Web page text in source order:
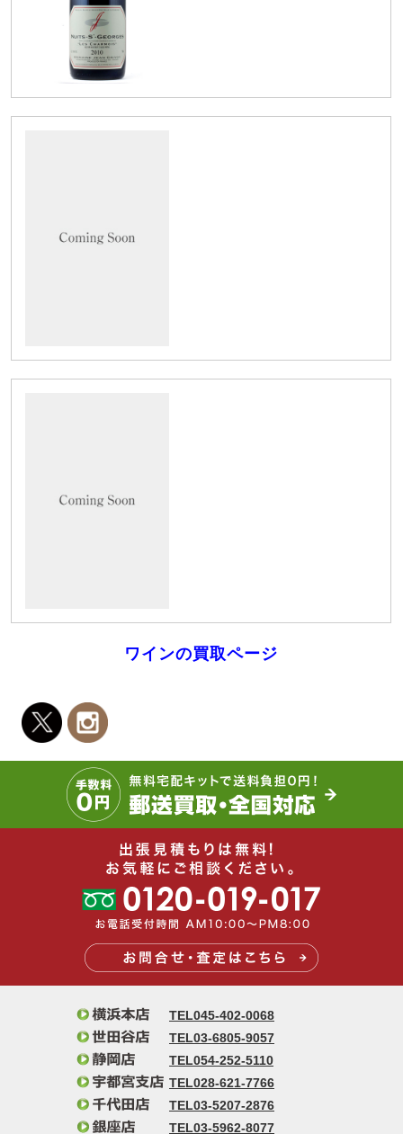
ワインの買取ページ
TEL045-402-0068
TEL03-6805-9057
TEL054-252-5110
TEL028-621-7766
TEL03-5207-2876
TEL03-5962-8077